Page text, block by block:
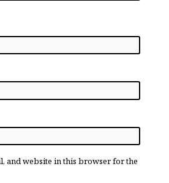
and website in this browser for the